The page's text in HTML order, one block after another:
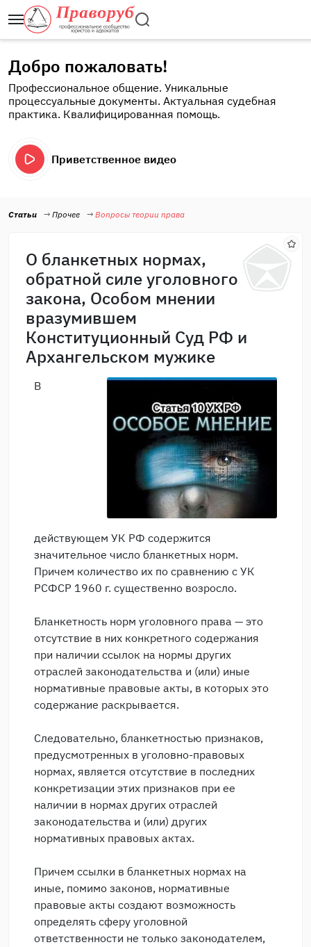
Добро пожаловать!
Профессиональное общение. Уникальные
процессуальные документы. Актуальная судебная
практика. Квалифицированная помощь.
Приветственное видео
Статьи Прочее Вопросы теории права
О бланкетных нормах,
обратной силе уголовного
закона, Особом мнении
вразумившем
Конституционный Суд РФ и
Архангельском мужике
В
действующем УК РФ содержится
значительное число бланкетных норм.
Причем количество их по сравнению с УК
РСФСР 1960 г. существенно возросло.
Бланкетность норм уголовного права — это
отсутствие в них конкретного содержания
при наличии ссылок на нормы других
отраслей законодательства и (или) иные
нормативные правовые акты, в которых это
содержание раскрывается.
Следовательно, бланкетностью признаков,
предусмотренных в уголовно-правовых
нормах, является отсутствие в последних
конкретизации этих признаков при ее
наличии в нормах других отраслей
законодательства и (или) других
нормативных правовых актах.
Причем ссылки в бланкетных нормах на
иные, помимо законов, нормативные
правовые акты создают возможность
определять сферу уголовной
ответственности не только законодателем,